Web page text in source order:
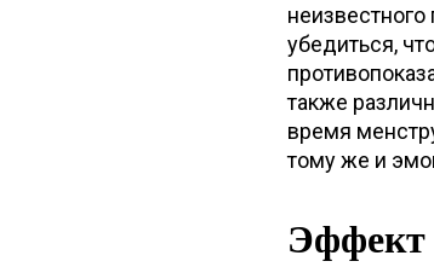
убедиться,
также
время
тому же и
Эффект